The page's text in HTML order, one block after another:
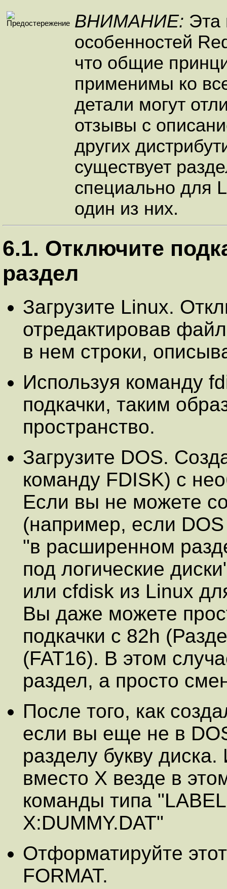
ВНИМАНИЕ: Эта
особенностей
что общие
применимы ко
детали могут
отзывы с
других
существует
специально для
один из них.
6.1. Отключите
раздел
Загрузите Linux.
отредактировав
в нем строки,
Используя команду
подкачки, таким
пространство.
Загрузите DOS.
команду FDISK) с
Если вы не можете
(например, если
"в расширенном
под логические
или cfdisk из Linux
Вы даже можете
подкачки с 82h
(FAT16). В этом
раздел, а просто
После того, как
если вы еще не в
разделу букву диска.
вместо X везде в
команды типа
X:DUMMY.DAT"
Отформатируйте
FORMAT.